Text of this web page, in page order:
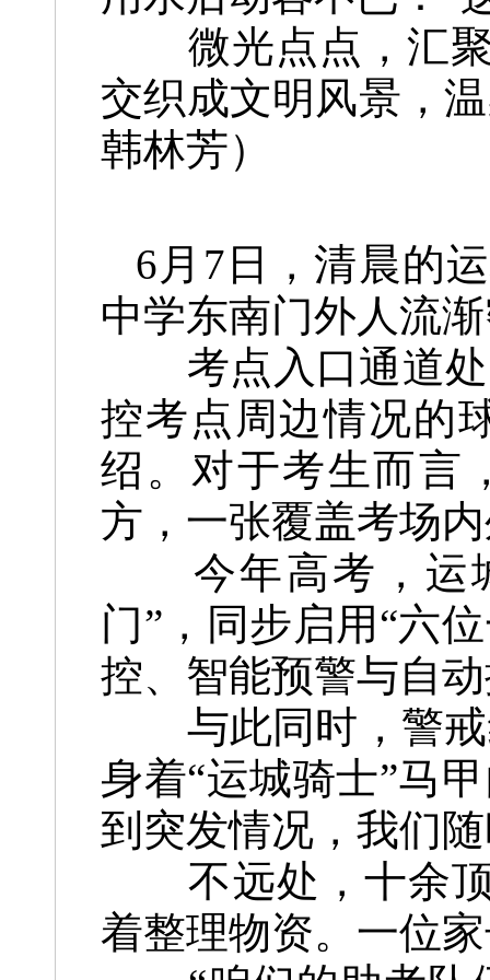
微光点点，汇聚
交织成文明风景，
韩林芳）
6月7日，清晨的
中学东南门外人流
考点入口通道处
控考点周边情况的
绍。对于考生而言
方，一张覆盖考场
今年高考，运城
门”，同步启用“六
控、智能预警与自
与此同时，警戒
身着“运城骑士”马
到突发情况，我们
不远处，十余顶
着整理物资。一位